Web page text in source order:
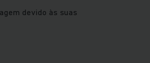
devido às suas